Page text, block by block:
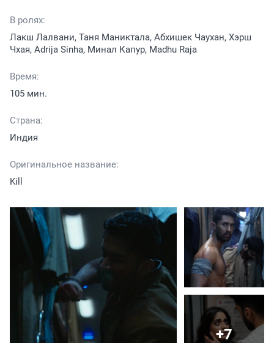
В ролях:
Лакш Лалвани, Таня Маниктала, Абхишек Чаухан, Хэрш
Чхая, Adrija Sinha, Минал Капур, Madhu Raja
Время:
105 мин.
Страна:
Индия
Оригинальное название:
Kill
+7